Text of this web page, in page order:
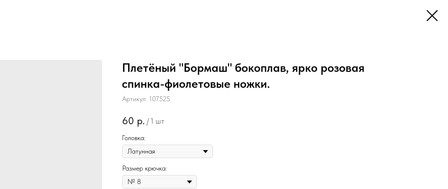
Плетёный "Бормаш" бокоплав, ярко розовая
спинка-фиолетовые ножки.
Артикул: 10752S
60 р. / 1 шт
Головка:
Размер крючка: